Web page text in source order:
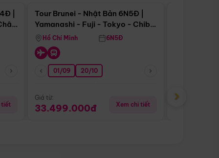
|
tiết
Tour Brunei - Nhật Bản 6N5Đ |
Yamanashi - Fuji - Tokyo - Chiba
- Freeday
Hồ Chí Minh 6N5Đ
01/09 20/10
Giá từ:
33.499.000đ Xem chi tiết
Giá từ:
›